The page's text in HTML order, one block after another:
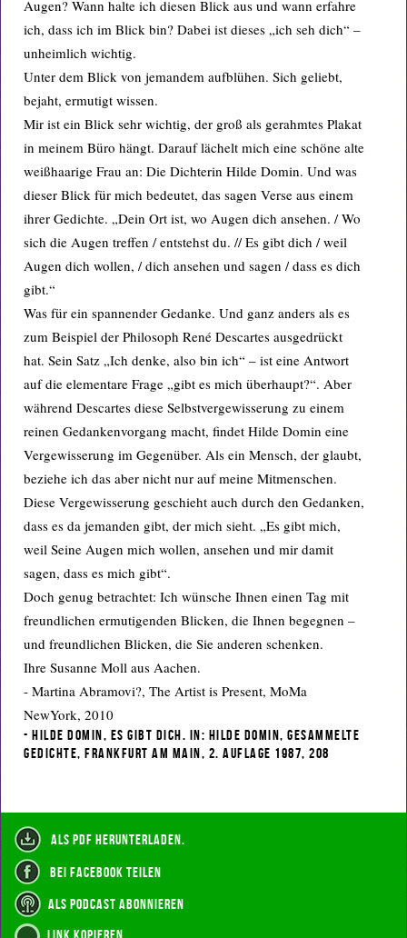
Augen? Wann halte ich diesen Blick aus und wann erfahre
ich, dass ich im Blick bin? Dabei ist dieses „ich seh dich“ –
unheimlich wichtig.
Unter dem Blick von jemandem aufblühen. Sich geliebt,
bejaht, ermutigt wissen.
Mir ist ein Blick sehr wichtig, der groß als gerahmtes Plakat
in meinem Büro hängt. Darauf lächelt mich eine schöne alte
weißhaarige Frau an: Die Dichterin Hilde Domin. Und was
dieser Blick für mich bedeutet, das sagen Verse aus einem
ihrer Gedichte. „Dein Ort ist, wo Augen dich ansehen. / Wo
sich die Augen treffen / entstehst du. // Es gibt dich / weil
Augen dich wollen, / dich ansehen und sagen / dass es dich
gibt.“
Was für ein spannender Gedanke. Und ganz anders als es
zum Beispiel der Philosoph René Descartes ausgedrückt
hat. Sein Satz „Ich denke, also bin ich“ – ist eine Antwort
auf die elementare Frage „gibt es mich überhaupt?“. Aber
während Descartes diese Selbstvergewisserung zu einem
reinen Gedankenvorgang macht, findet Hilde Domin eine
Vergewisserung im Gegenüber. Als ein Mensch, der glaubt,
beziehe ich das aber nicht nur auf meine Mitmenschen.
Diese Vergewisserung geschieht auch durch den Gedanken,
dass es da jemanden gibt, der mich sieht. „Es gibt mich,
weil Seine Augen mich wollen, ansehen und mir damit
sagen, dass es mich gibt“.
Doch genug betrachtet: Ich wünsche Ihnen einen Tag mit
freundlichen ermutigenden Blicken, die Ihnen begegnen –
und freundlichen Blicken, die Sie anderen schenken.
Ihre Susanne Moll aus Aachen.
- Martina Abramovi?, The Artist is Present, MoMa
NewYork, 2010
- Hilde Domin, Es gibt dich. In: Hilde Domin, Gesammelte
Gedichte, Frankfurt am Main, 2. Auflage 1987, 208
als PDF herunterladen.
bei Facebook teilen
als Podcast abonnieren
Link kopieren